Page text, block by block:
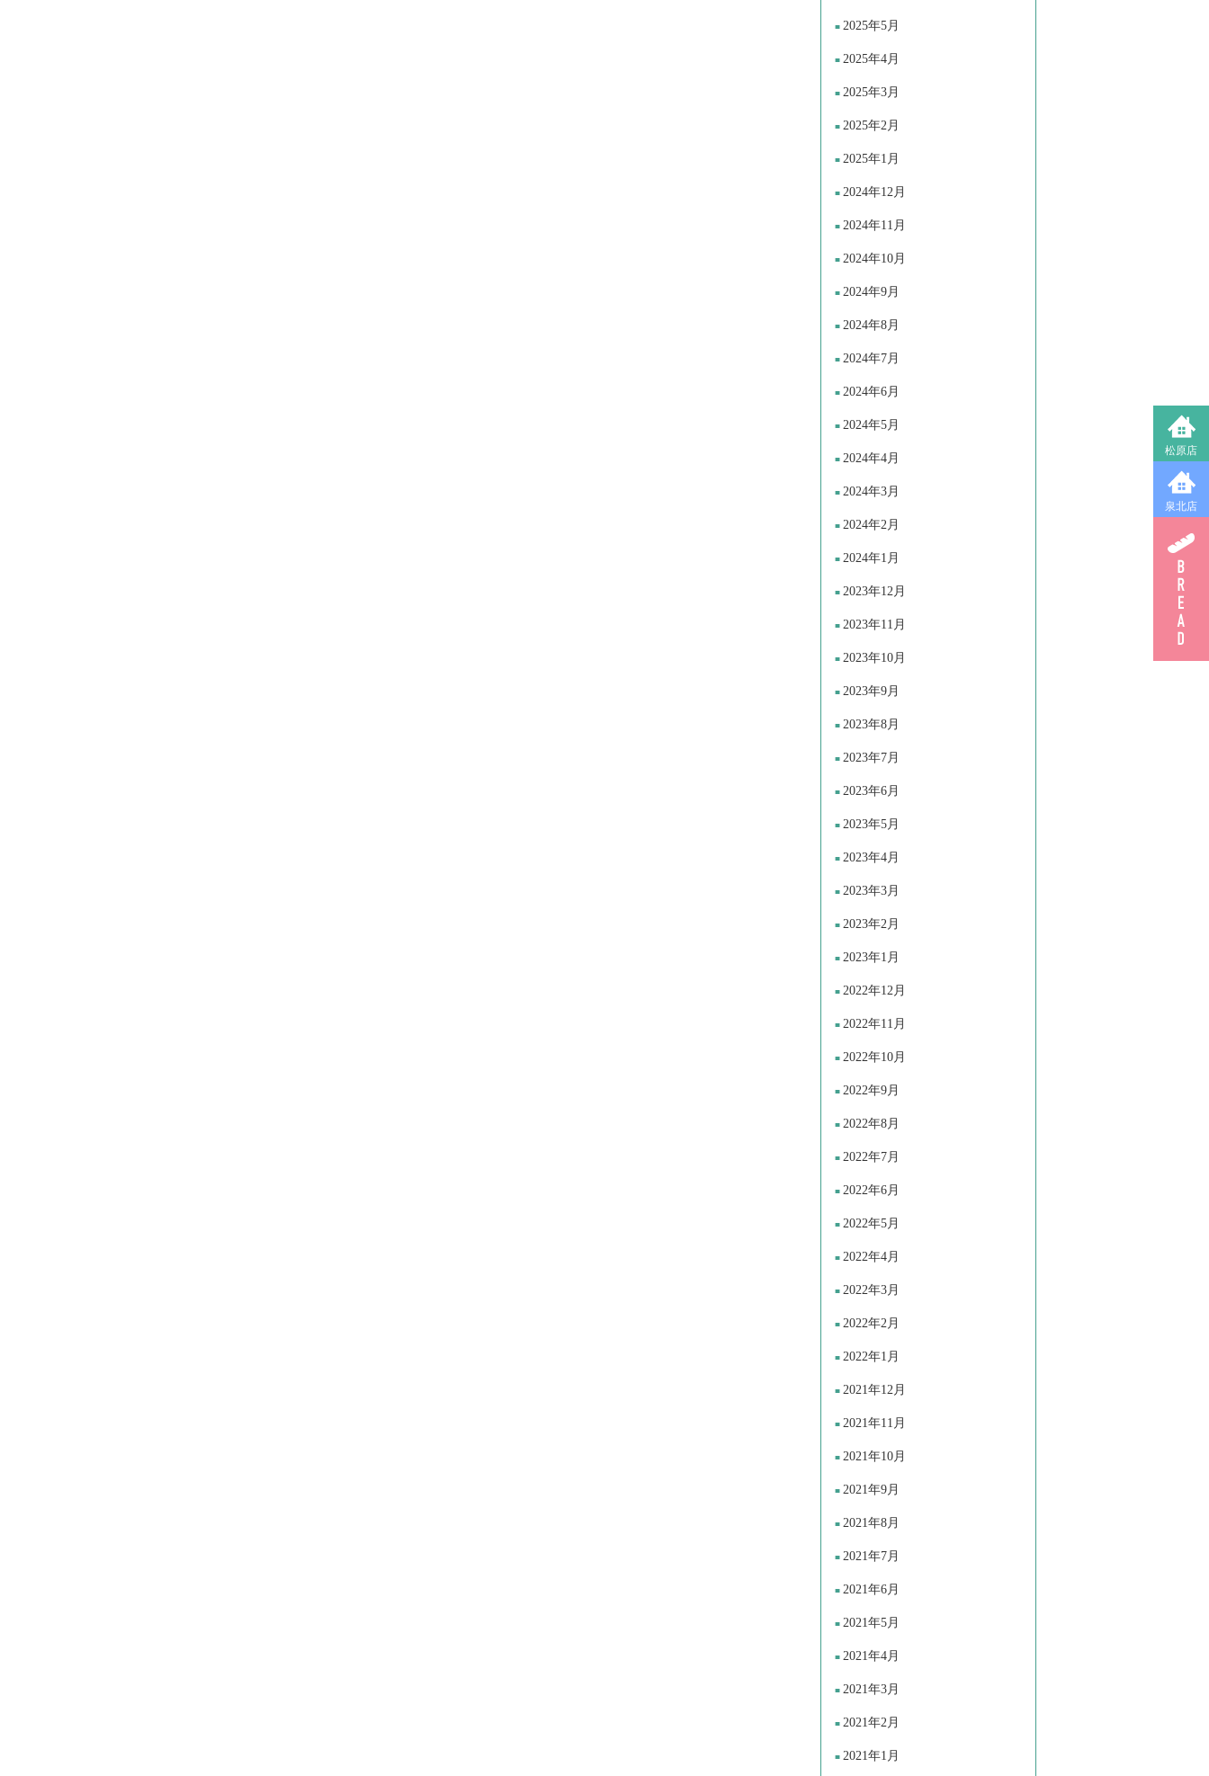
松原店
泉北店
2025年5月
2025年4月
2025年3月
2025年2月
2025年1月
2024年12月
2024年11月
2024年10月
2024年9月
2024年8月
2024年7月
2024年6月
2024年5月
2024年4月
2024年3月
2024年2月
2024年1月
2023年12月
2023年11月
2023年10月
2023年9月
2023年8月
2023年7月
2023年6月
2023年5月
2023年4月
2023年3月
2023年2月
2023年1月
2022年12月
2022年11月
2022年10月
2022年9月
2022年8月
2022年7月
2022年6月
2022年5月
2022年4月
2022年3月
2022年2月
2022年1月
2021年12月
2021年11月
2021年10月
2021年9月
2021年8月
2021年7月
2021年6月
2021年5月
2021年4月
2021年3月
2021年2月
2021年1月